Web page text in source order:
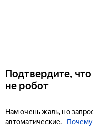
Подтвердите,
не робот
Нам очень жаль, но
автоматические.
Почему